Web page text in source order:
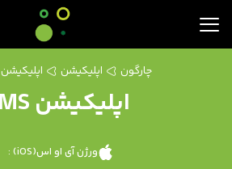
چارگون اپلیکیشن اپلیکیشن BPMS
اپلیکیشن BPMS
ورژن آی او اس(iOS) :